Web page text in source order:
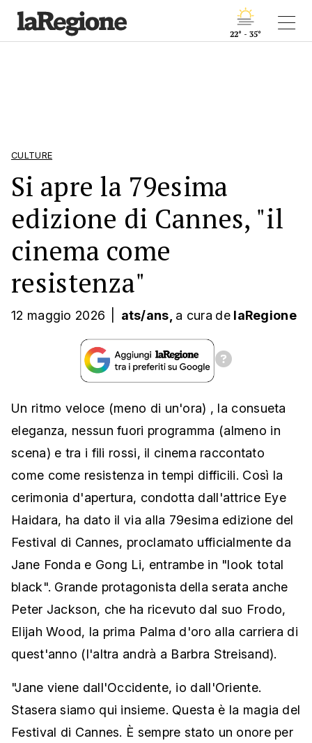
22° - 35°
CULTURE
Si apre la 79esima
edizione di Cannes, "il
cinema come
resistenza"
12 maggio 2026 ats/ans, a cura de laRegione
Un ritmo veloce (meno di un'ora) , la consueta
eleganza, nessun fuori programma (almeno in
scena) e tra i fili rossi, il cinema raccontato
come come resistenza in tempi difficili. Così la
cerimonia d'apertura, condotta dall'attrice Eye
Haidara, ha dato il via alla 79esima edizione del
Festival di Cannes, proclamato ufficialmente da
Jane Fonda e Gong Li, entrambe in "look total
black". Grande protagonista della serata anche
Peter Jackson, che ha ricevuto dal suo Frodo,
Elijah Wood, la prima Palma d'oro alla carriera di
quest'anno (l'altra andrà a Barbra Streisand).
"Jane viene dall'Occidente, io dall'Oriente.
Stasera siamo qui insieme. Questa è la magia del
Festival di Cannes. È sempre stato un onore per